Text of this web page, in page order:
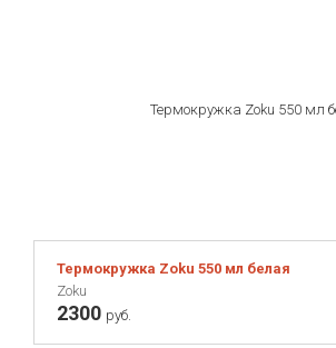
Термокружка Zoku 550 мл белая
Zoku
2300 руб.